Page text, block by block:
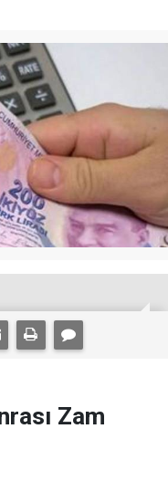
Zam